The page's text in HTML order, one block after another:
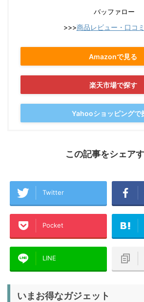
バッファロー
>>>商品レビュー・口コ
Amazonで見る
楽天市場で探す
Yahooショッピングで
この記事をシェア
Twitter
Pocket
LINE
いまお得なガジェット